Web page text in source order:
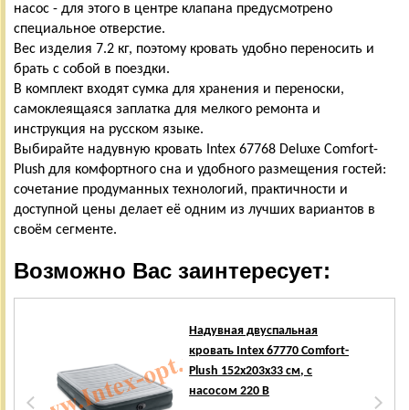
насос - для этого в центре клапана предусмотрено
специальное отверстие.
Вес изделия 7.2 кг, поэтому кровать удобно переносить и
брать с собой в поездки.
В комплект входят сумка для хранения и переноски,
самоклеящаяся заплатка для мелкого ремонта и
инструкция на русском языке.
Выбирайте надувную кровать Intex 67768 Deluxe Comfort-
Plush для комфортного сна и удобного размещения гостей:
сочетание продуманных технологий, практичности и
доступной цены делает её одним из лучших вариантов в
своём сегменте.
Возможно Вас заинтересует:
Надувная двуспальная
кровать Intex 67770 Comfort-
Plush 152х203х33 см, с
насосом 220 В